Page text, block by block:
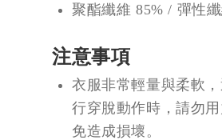
聚酯纖維 85% / 彈性
注意事項
衣服非常輕量與柔軟
行穿脫動作時，請勿
免造成損壞。